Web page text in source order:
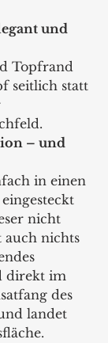
und
Topfrand
seitlich statt
in einen
nicht
nichts
direkt im
des
landet